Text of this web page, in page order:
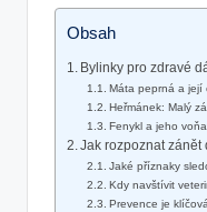
Obsah
Bylinky pro zdravé
Máta peprná a její
Heřmánek: Malý
Fenykl a jeho
Jak rozpoznat zánět
Jaké příznaky
Kdy navštívit
Prevence je